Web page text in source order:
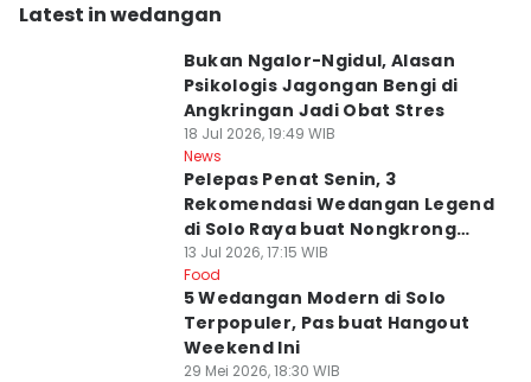
Latest in wedangan
Bukan Ngalor-Ngidul, Alasan
Psikologis Jagongan Bengi di
Angkringan Jadi Obat Stres
18 Jul 2026, 19:49 WIB
News
Pelepas Penat Senin, 3
Rekomendasi Wedangan Legend
di Solo Raya buat Nongkrong
Santai
13 Jul 2026, 17:15 WIB
Food
5 Wedangan Modern di Solo
Terpopuler, Pas buat Hangout
Weekend Ini
29 Mei 2026, 18:30 WIB